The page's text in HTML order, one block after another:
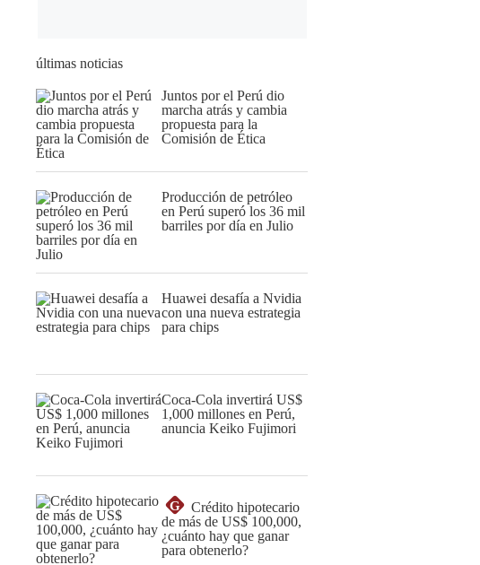
últimas noticias
Juntos por el Perú dio
marcha atrás y cambia
propuesta para la
Comisión de Ética
Producción de petróleo
en Perú superó los 36 mil
barriles por día en Julio
Huawei desafía a Nvidia
con una nueva estrategia
para chips
Coca-Cola invertirá US$
1,000 millones en Perú,
anuncia Keiko Fujimori
G
Crédito hipotecario
de más de US$ 100,000,
¿cuánto hay que ganar
para obtenerlo?